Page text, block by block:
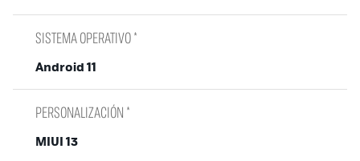
SISTEMA OPERATIVO *
Android 11
PERSONALIZACIÓN *
MIUI 13